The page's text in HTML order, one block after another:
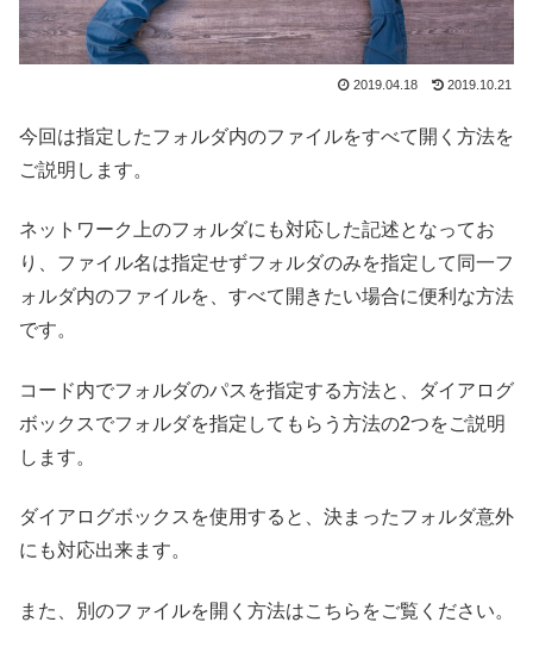
2019.10.21
2019.04.18
今回は指定したフォルダ内のファイルをすべて開く方法を
ご説明します。
ネットワーク上のフォルダにも対応した記述となってお
り、ファイル名は指定せずフォルダのみを指定して同一フ
ォルダ内のファイルを、すべて開きたい場合に便利な方法
です。
コード内でフォルダのパスを指定する方法と、ダイアログ
ボックスでフォルダを指定してもらう方法の2つをご説明
します。
ダイアログボックスを使用すると、決まったフォルダ意外
にも対応出来ます。
また、別のファイルを開く方法はこちらをご覧ください。